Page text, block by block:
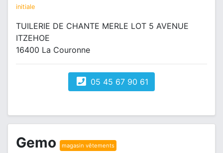
initiale
TUILERIE DE CHANTE MERLE LOT 5 AVENUE
ITZEHOE
16400 La Couronne
05 45 67 90 61
Gemo magasin vêtements